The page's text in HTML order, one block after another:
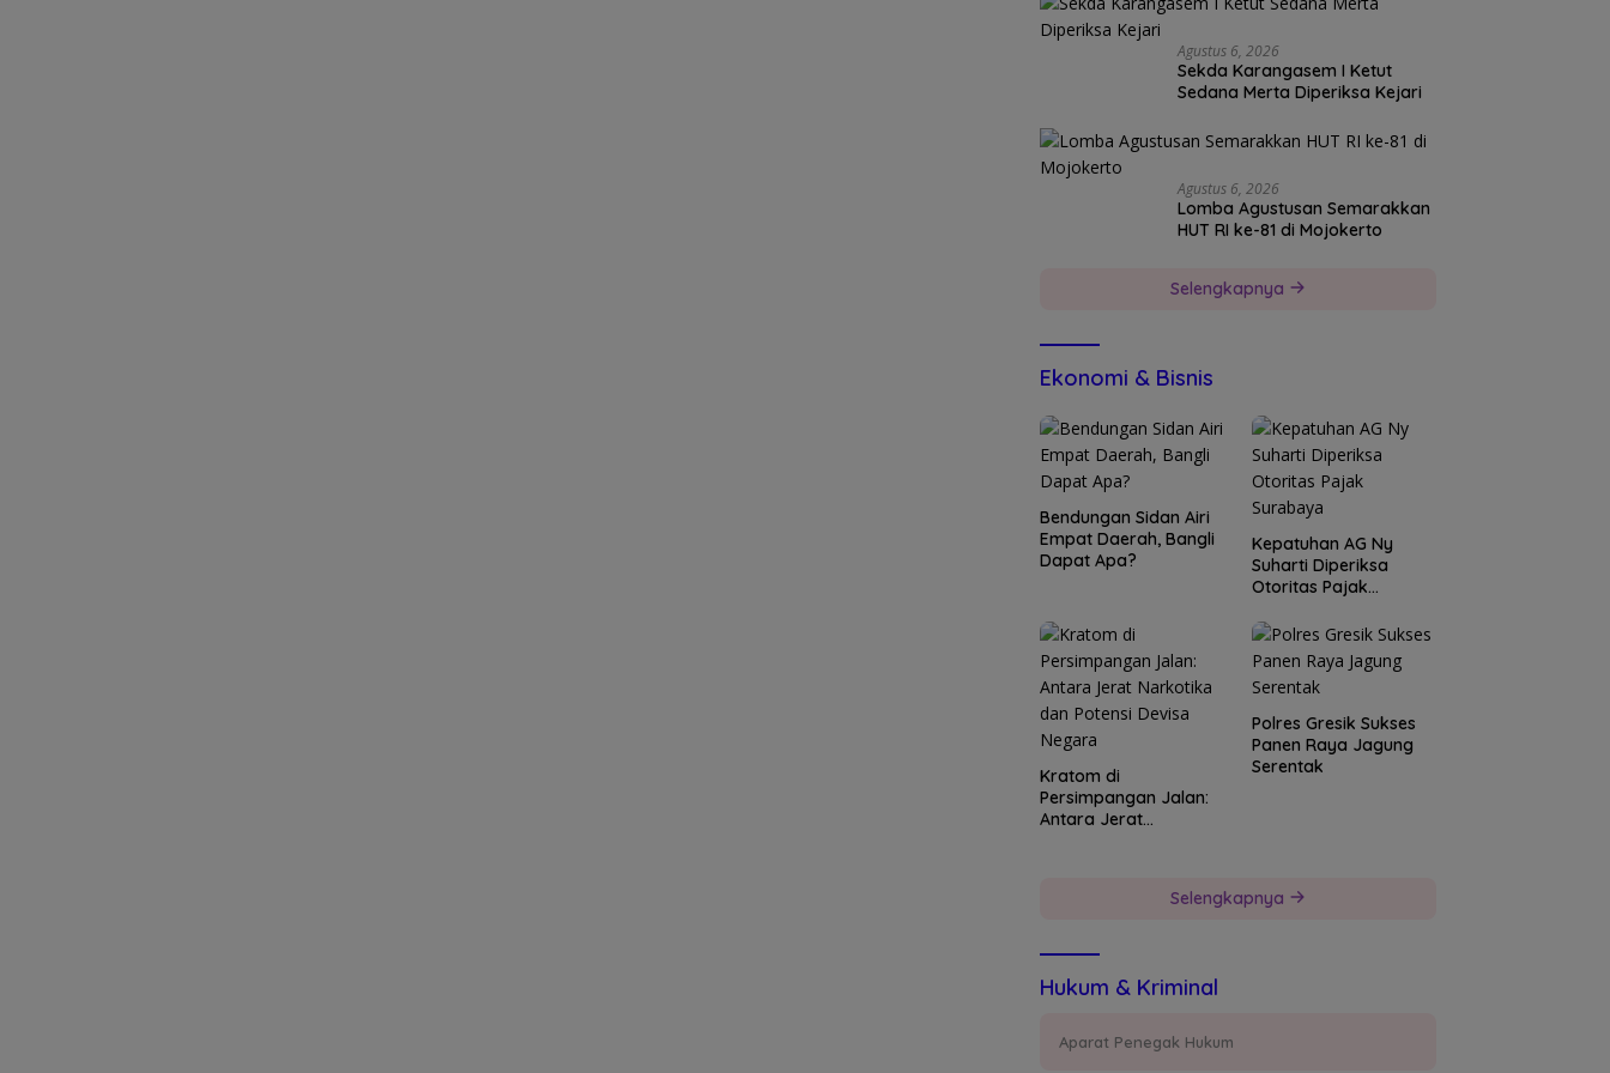
Agustus 6, 2026
Sekda Karangasem I Ketut
Sedana Merta Diperiksa Kejari
Agustus 6, 2026
Lomba Agustusan Semarakkan
HUT RI ke-81 di Mojokerto
Selengkapnya
Ekonomi & Bisnis
Bendungan Sidan Airi
Empat Daerah, Bangli
Dapat Apa?
Kepatuhan AG Ny
Suharti Diperiksa
Otoritas Pajak
Kratom di
Persimpangan Jalan:
Antara Jerat
Polres Gresik Sukses
Panen Raya Jagung
Serentak
Selengkapnya
Hukum & Kriminal
Aparat Penegak Hukum